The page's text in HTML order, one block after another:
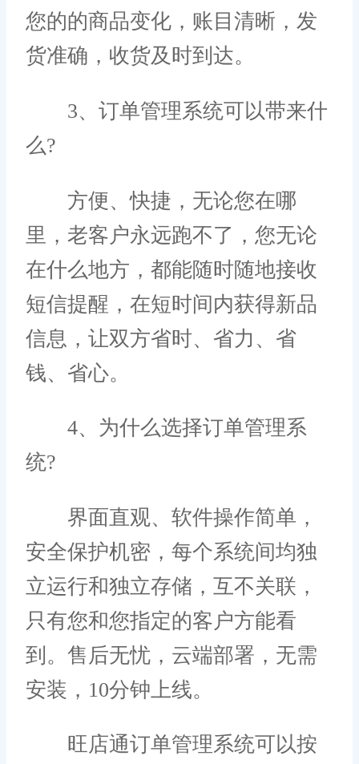
您的的商品变化，账目清晰，发
货准确，收货及时到达。
3、订单管理系统可以带来什
么?
方便、快捷，无论您在哪
里，老客户永远跑不了，您无论
在什么地方，都能随时随地接收
短信提醒，在短时间内获得新品
信息，让双方省时、省力、省
钱、省心。
4、为什么选择订单管理系
统?
界面直观、软件操作简单，
安全保护机密，每个系统间均独
立运行和独立存储，互不关联，
只有您和您指定的客户方能看
到。售后无忧，云端部署，无需
安装，10分钟上线。
旺店通订单管理系统可以按